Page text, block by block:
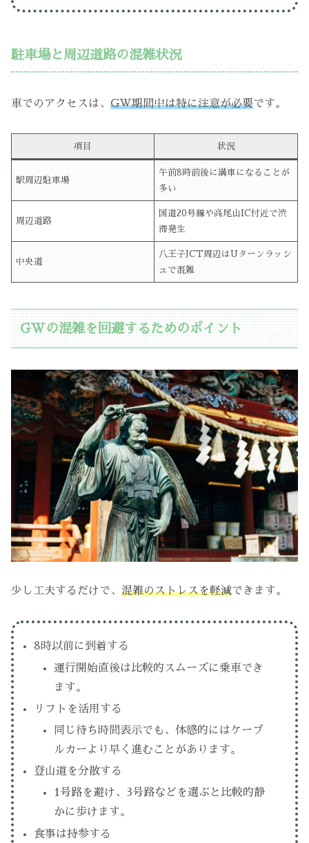
駐車場と周辺道路の混雑状況
車でのアクセスは、 GW期間中は特に注意が必要です。
項目 状況
駅周辺駐車場
午前8時前後に満車になることが
多い
周辺道路
国道20号線や高尾山IC付近で渋
滞発生
中央道
八王子JCT周辺はUターンラッシ
ュで混雑
GWの混雑を回避するためのポイント
少し工夫するだけで、 混雑のストレスを軽減できます。
8時以前に到着する
運行開始直後は比較的スムーズに乗車でき
ます。
リフトを活用する
同じ待ち時間表示でも、体感的にはケーブ
ルカーより早く進むことがあります。
登山道を分散する
1号路を避け、3号路などを選ぶと比較的静
かに歩けます。
食事は持参する